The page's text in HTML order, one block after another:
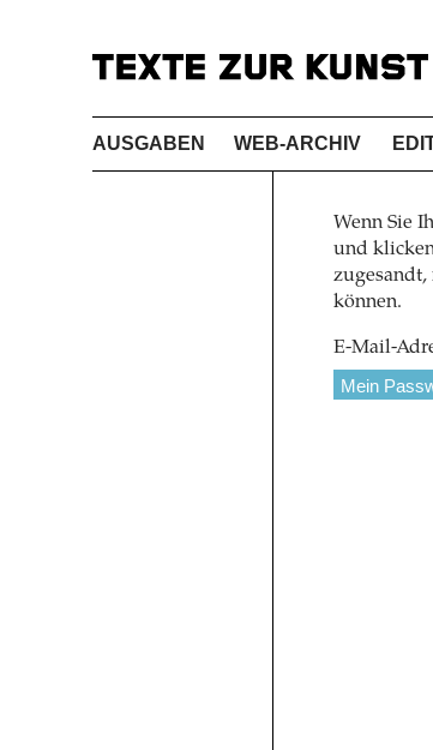
AUSGABEN WEB-ARCHIV
Wenn Sie
und
zugesandt,
können.
E-Mail-